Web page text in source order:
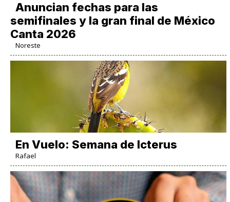
Anuncian fechas para las
semifinales y la gran final de México
Canta 2026
Noreste
En Vuelo: Semana de Icterus
Rafael